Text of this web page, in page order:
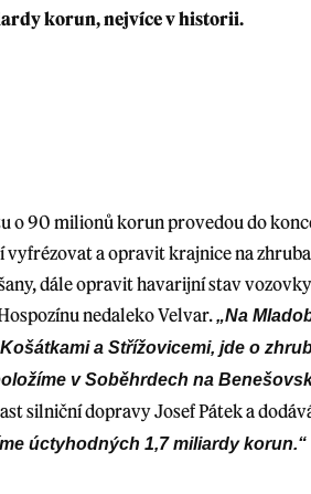
korun, nejvíce v historii.
o 90 milionů korun provedou do
a opravit krajnice na
dále opravit havarijní stav
nedaleko Velvar.„Na
a Střížovicemi, jde o
v Soběhrdech na
silniční dopravy Josef Pátek a
úctyhodných 1,7 miliardy korun.“